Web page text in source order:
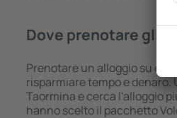
Dove prenotare gli
Prenotare un alloggio su
risparmiare tempo e
Taormina e cerca l'alloggio
hanno scelto il pacchetto